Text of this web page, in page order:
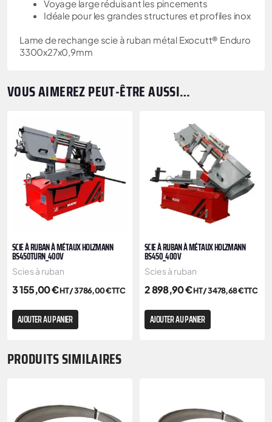
Voyage large réduisant les pincements
Idéale pour les grandes structures et profiles inox
Lame de rechange scie à ruban métal Exocutt® Enduro
3300x27x0,9mm
VOUS AIMEREZ PEUT-ÊTRE AUSSI…
SCIE À RUBAN À MÉTAUX HOLZMANN
BS450TURN_400V
Scies à ruban
3 155,00€HT /3 786,00€TTC
AJOUTER AU PANIER
SCIE À RUBAN À MÉTAUX HOLZMANN
BS450_400V
Scies à ruban
2 898,90€HT /3 478,68€TTC
AJOUTER AU PANIER
PRODUITS SIMILAIRES